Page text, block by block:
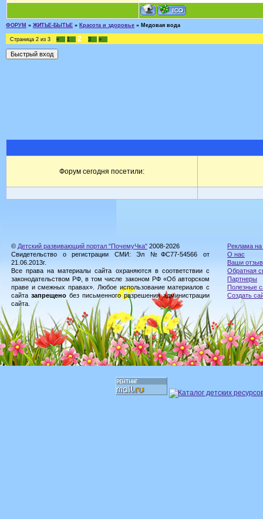
ФОРУМ » ЖИТЬЕ-БЫТЬЕ » Красота и здоровье » Медовая вода
Страница 2 из 3 « 1 2 3 »
Форум сегодня посетили:
© Детский развивающий портал "ПочемуЧка" 2008-2026
Свидетельство о регистрации СМИ: Эл №ФС77-54566 от
21.06.2013г.
Все права на материалы сайта охраняются в соответствии с
законодательством РФ, в том числе законом РФ «Об авторском
праве и смежных правах». Любое использование материалов с
сайта запрещено без письменного разрешения администрации
сайта.
Реклама на
О нас
Ваши
Обратная
Партнеры
Полезные
Создать